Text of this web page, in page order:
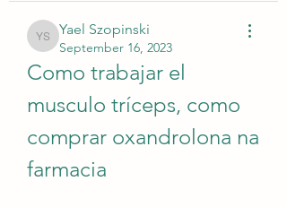
Yael Szopinski
Yael Szopinski
September 16, 2023
Como trabajar el
musculo tríceps, como
comprar oxandrolona na
farmacia